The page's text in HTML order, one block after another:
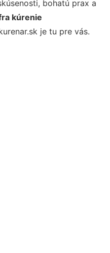
bohatú prax a
kúrenie
je tu pre vás.